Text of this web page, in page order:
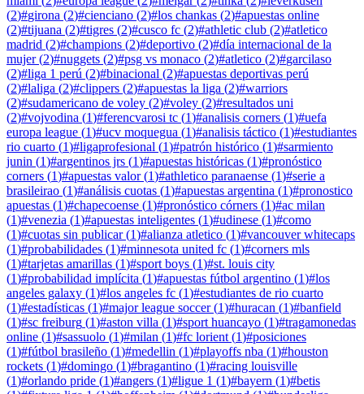
(2)#girona (2)#cienciano (2)#los chankas (2)#apuestas online
(2)#tijuana (2)#tigres (2)#cusco fc (2)#athletic club (2)#atletico
madrid (2)#champions (2)#deportivo (2)#día internacional de la
mujer(2)#nuggets (2)#psg vs monaco (2)#atletico (2)#garcilaso
(2)#liga 1 perú (2)#binacional (2)#apuestas deportivas perú
(2)#laliga (2)#clippers (2)#apuestas la liga (2)#warriors
(2)#sudamericano de voley (2)#voley (2)#resultados uni
(2)#vojvodina (1)#ferencvarosi tc (1)#analisis corners (1)#uefa
europa league (1)#ucv moquegua (1)#analisis táctico (1)#estudiantes
rio cuarto (1)#ligaprofesional (1)#patrón histórico (1)#sarmiento
junin (1)#argentinos jrs (1)#apuestas históricas (1)#pronóstico
corners (1)#apuestas valor(1)#athletico paranaense (1)#serie a
brasileirao (1)#análisis cuotas (1)#apuestas argentina (1)#pronostico
apuestas (1)#chapecoense (1)#pronóstico córners (1)#ac milan
(1)#venezia (1)#apuestas inteligentes (1)#udinese (1)#como
(1)#cuotas sin publicar(1)#alianza atletico (1)#vancouver whitecaps
(1)#probabilidades (1)#minnesota united fc (1)#corners mls
(1)#tarjetas amarillas (1)#sport boys (1)#st. louis city
(1)#probabilidad implícita (1)#apuestas fútbol argentino (1)#los
angeles galaxy (1)#los angeles fc (1)#estudiantes de rio cuarto
(1)#estadísticas (1)#major league soccer(1)#huracan (1)#banfield
(1)#sc freiburg (1)#aston villa (1)#sport huancayo (1)#tragamonedas
online (1)#sassuolo (1)#milan (1)#fc lorient (1)#posiciones
(1)#fútbol brasileño (1)#medellin (1)#playoffs nba (1)#houston
rockets (1)#domingo (1)#bragantino (1)#racing louisville
(1)#orlando pride (1)#angers (1)#ligue 1 (1)#bayern (1)#betis